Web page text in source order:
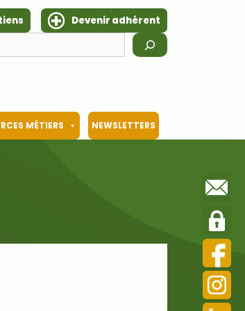
Devenir adhérent
MÉTIERS NEWSLETTERS